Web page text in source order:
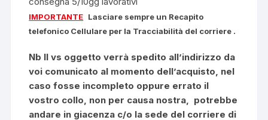
IMPORTANTE Lasciare sempre un Recapito
telefonico Cellulare per la Tracciabilità del corriere .
Nb Il vs oggetto verrà spedito all’indirizzo da
voi comunicato al momento dell’acquisto, nel
caso fosse incompleto oppure errato il
vostro collo, non per causa nostra, potrebbe
andare in giacenza c/o la sede del corriere di